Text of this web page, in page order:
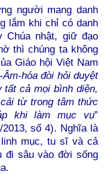
người mang danh
lắm khi chỉ có danh
Chúa nhật, giữ đạo
thì chúng ta không
Giáo hội Việt Nam
hóa đòi hỏi duyệt
cả mọi bình diện,
từ trong tâm thức
khi làm mục vụ”
số 4). Nghĩa là
mục, tu sĩ và cả
đi sâu vào đời sống